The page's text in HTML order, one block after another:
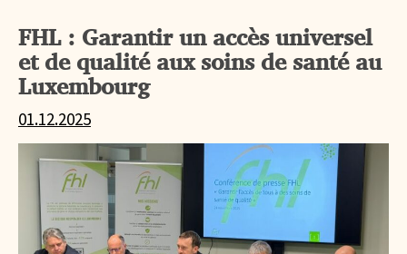
FHL : Garantir un accès universel
et de qualité aux soins de santé au
Luxembourg
01.12.2025